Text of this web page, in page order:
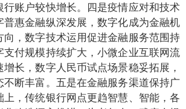
账户较快增长。四是疫情应对和技术
惠金融纵深发展，数字化成为金融机
，数字技术运用促进金融服务范围持
付规模持续扩大，小微企业互联网流
长，数字人民币试点场景稳妥拓展，
断丰富。五是在金融服务渠道保持广
，传统银行网点更趋智慧、智能，各